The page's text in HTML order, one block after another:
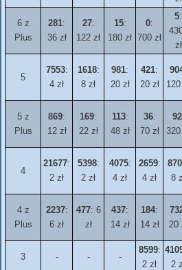
6 z
Plus
281:
36 zł
27:
122 zł
15:
180 zł
0:
700 zł
5:
zł
5
7553:
4 zł
1618:
8 zł
981:
20 zł
421:
20 zł
120
5 z
Plus
869:
12 zł
169:
22 zł
113:
48 zł
36:
70 zł
92
320
4
21677:
2 zł
5398:
2 zł
4075:
4 zł
2659:
4 zł
8
4 z
Plus
2237:
6 zł
477: 6
zł
437:
14 zł
184:
14 zł
20
3 - - -
8599:
2 zł
2